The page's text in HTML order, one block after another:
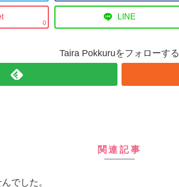
0
LINE
Taira Pokkuruをフォローする
関連記事
でした。